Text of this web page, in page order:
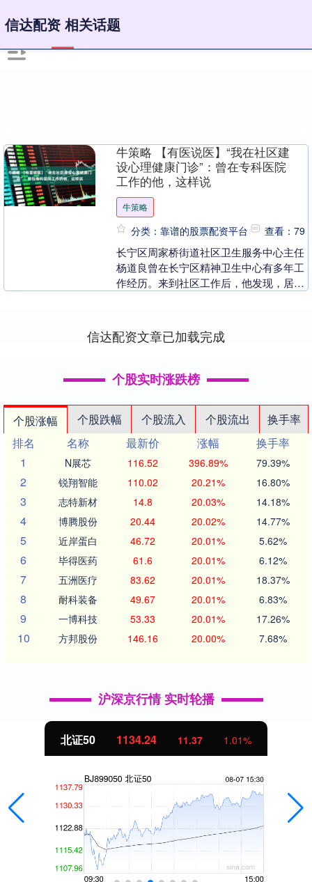
信达配资 相关话题
牛策略 【有医说医】“我在社区建
设心理健康门诊”：曾在专科医院
工作的他，这样说
牛策略
分类：靠谱的股票配资平台 查看：79
长宁区周家桥街道社区卫生服务中心主任
杨道良曾在长宁区精神卫生中心有多年工
作经历。来到社区工作后，他发现，居民
信达配资文章已加载完成
个股实时涨跌榜
个股涨幅 个股跌幅 个股流入 个股流出
换手率
排名
名称 最新价 涨幅
换手率
1
N展芯 116.52 396.89% 79.39%
2 锐翔智能 110.02 20.21% 16.80%
3 志特新材 14.8 20.03% 14.18%
4 博腾股份 20.44 20.02% 14.77%
5 近岸蛋白 46.72 20.01% 5.62%
6 毕得医药 61.6 20.01% 6.12%
7 五洲医疗 83.62 20.01% 18.37%
8 耐科装备 49.67 20.01% 6.83%
9 一博科技 53.33 20.01% 17.26%
10 方邦股份 146.16 20.00% 7.68%
沪深京行情 实时轮播
北证50 1134.24 11.37 1.01%